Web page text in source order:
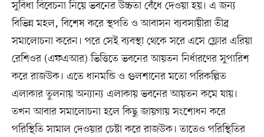
সুবিধা বিবেচনা নিয়ে ভবনের উচ্চতা বেঁধে দেওয়া হয়। এ জন্য
বিভিন্ন মহল, বিশেষ করে স্থপতি ও আবাসন ব্যবসায়ীরা তীব্র
সমালোচনা করেন। পরে সেই ব্যবস্থা থেকে সরে এসে ফ্লোর এরিয়া
রেশিওর (এফএআর) ভিত্তিতে ভবনের আয়তন নির্ধারণের সুপারিশ
করে রাজউক। এতে ধানমন্ডি ও গুলশানের মতো পরিকল্পিত
এলাকার তুলনায় অন্যান্য এলাকায় ভবনের আয়তন কমে যায়।
তখন আবার সমালোচনা হলে কিছু জায়গায় সংশোধন করে
পরিস্থিতি সামাল দেওয়ার চেষ্টা করে রাজউক। তাতেও পরিস্থিতির